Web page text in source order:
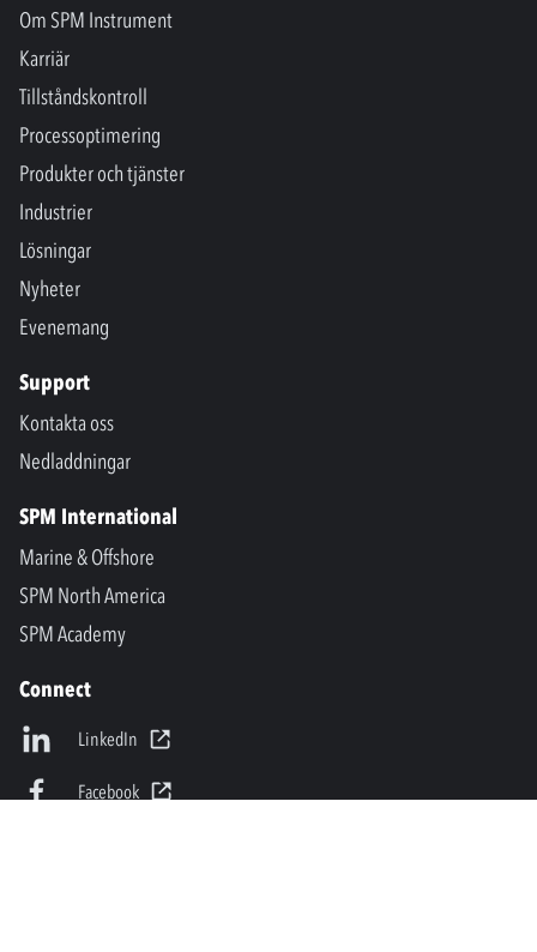
Om SPM Instrument
Karriär
Tillståndskontroll
Processoptimering
Produkter och tjänster
Industrier
Lösningar
Nyheter
Evenemang
Support
Kontakta oss
Nedladdningar
SPM International
Marine & Offshore
SPM North America
SPM Academy
Connect
LinkedIn
Facebook